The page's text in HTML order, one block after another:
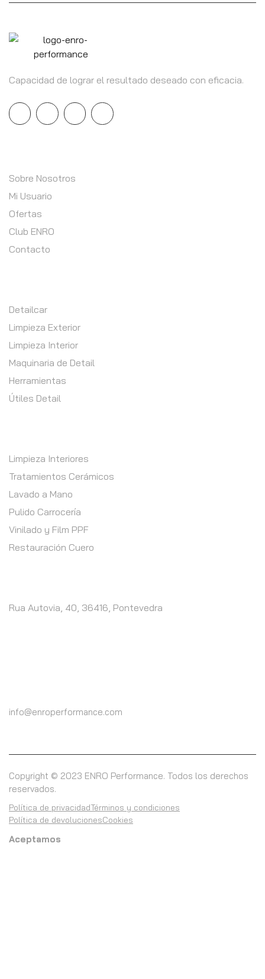
Capacidad de lograr el resultado deseado con eficacia.
Sobre Nosotros
Mi Usuario
Ofertas
Club ENRO
Contacto
Detailcar
Limpieza Exterior
Limpieza Interior
Maquinaria de Detail
Herramientas
Útiles Detail
Limpieza Interiores
Tratamientos Cerámicos
Lavado a Mano
Pulido Carrocería
Vinilado y Film PPF
Restauración Cuero
Rua Autovia, 40, 36416, Pontevedra
info@enroperformance.com
Copyright © 2023 ENRO Performance. Todos los derechos
reservados.
Política de privacidadTérminos y condiciones
Política de devolucionesCookies
Aceptamos